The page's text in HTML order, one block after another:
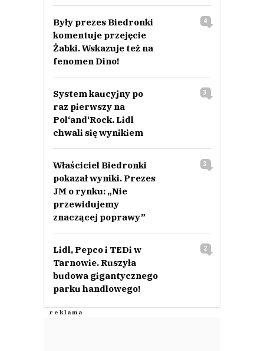
Były prezes Biedronki
komentuje przejęcie
Żabki. Wskazuje też na
fenomen Dino!
4
System kaucyjny po
raz pierwszy na
Pol‘and‘Rock. Lidl
chwali się wynikiem
3
Właściciel Biedronki
pokazał wyniki. Prezes
JM o rynku: „Nie
przewidujemy
znaczącej poprawy”
3
Lidl, Pepco i TEDi w
Tarnowie. Ruszyła
budowa gigantycznego
parku handlowego!
2